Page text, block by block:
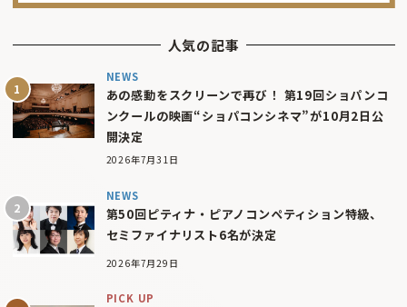
人気の記事
NEWS
あの感動をスクリーンで再び！ 第19回ショパンコ
ンクールの映画“ショパコンシネマ”が10月2日公
開決定
2026年7月31日
NEWS
第50回ピティナ・ピアノコンペティション特級、
セミファイナリスト6名が決定
2026年7月29日
PICK UP